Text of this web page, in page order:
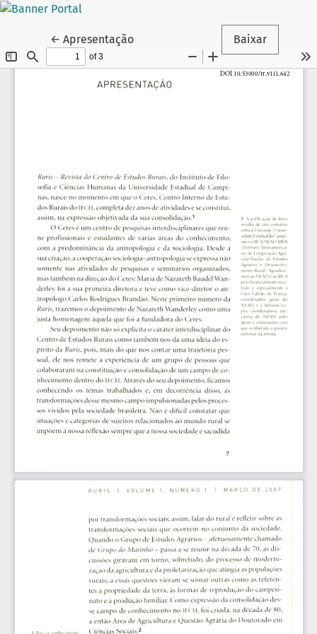
← Voltar aos Detalhes do Artigo
Apresentação Baixar